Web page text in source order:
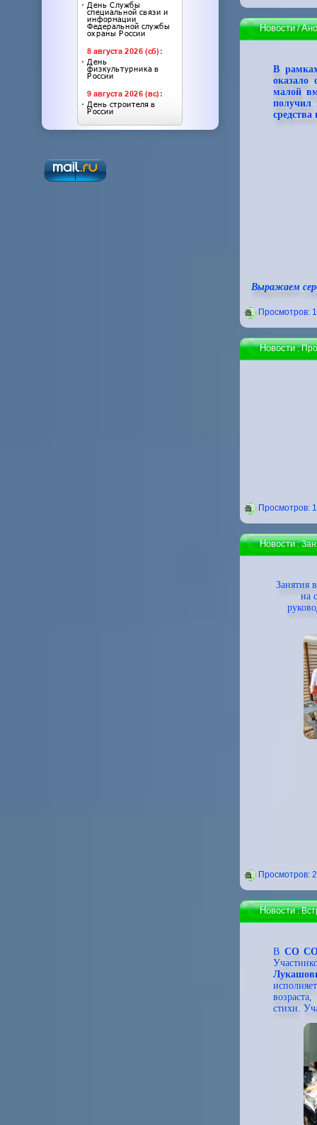
Новости/
В
оказало
малой
получил
средства
Выражаем
Проcмотров:
Новости:
Проcмотров:
Новости:
Занятия
на
Проcмотров:
Новости:
В СО
стихи.